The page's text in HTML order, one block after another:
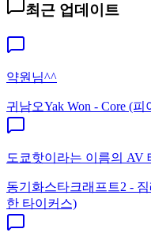
최근 업데이트
약원님^^
귀남오Yak Won - Core (
도쿄핫이라는 이름의 AV
동기화스타크래프트2 -
한 타이커스)